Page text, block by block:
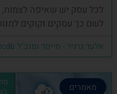
לכל עסק יש שאיפה לצמוח,
לשם כך עסקים זקוקים
אלעד גרגיר - מייסד ומנכ"ל arcdb
מאמרים